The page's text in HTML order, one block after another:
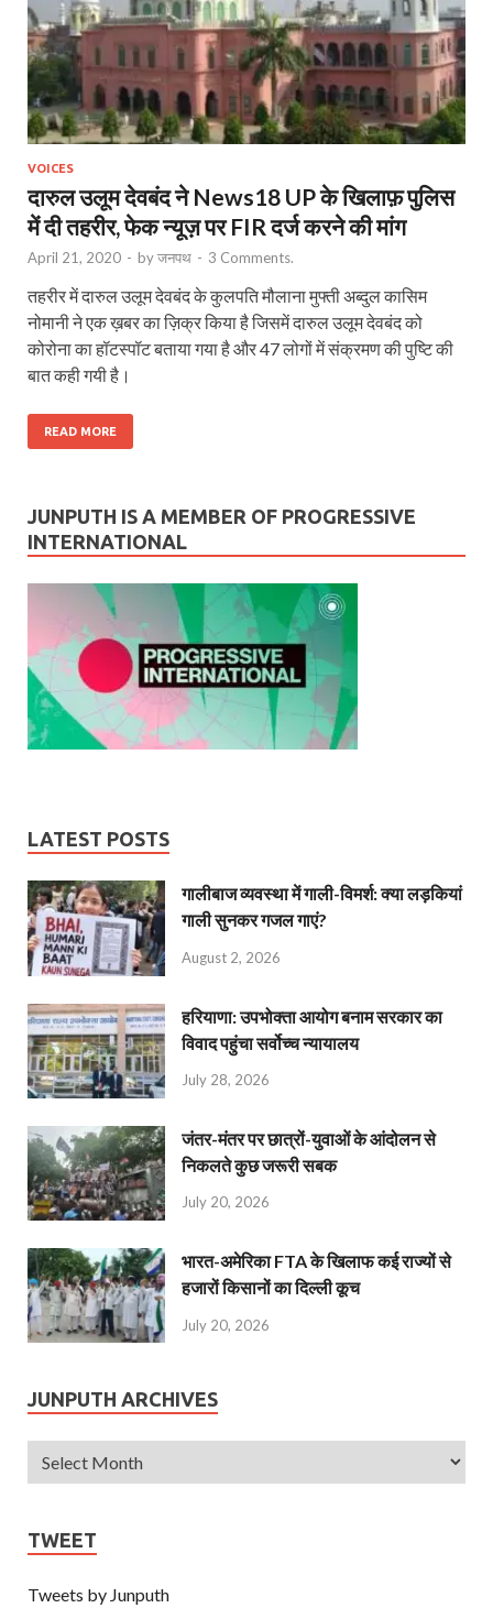
VOICES
दारुल उलूम देवबंद ने News18 UP के खिलाफ़ पुलिस
में दी तहरीर, फेक न्यूज़ पर FIR दर्ज करने की मांग
April 21, 2020 - byजनपथ - 3 Comments.
तहरीर में दारुल उलूम देवबंद के कुलपति मौलाना मुफ्ती अब्दुल कासिम
नोमानी ने एक ख़बर का ज़िक्र किया है जिसमें दारुल उलूम देवबंद को
कोरोना का हॉटस्पॉट बताया गया है और 47 लोगों में संक्रमण की पुष्टि की
बात कही गयी है।
READ MORE
JUNPUTH IS A MEMBER OF PROGRESSIVE
INTERNATIONAL
LATEST POSTS
गालीबाज व्‍यवस्‍था में गाली-विमर्श: क्या लड़कियां
गाली सुनकर गजल गाएं?
August 2, 2026
हरियाणा: उपभोक्ता आयोग बनाम सरकार का
विवाद पहुंचा सर्वोच्च न्यायालय
July 28, 2026
जंतर-मंतर पर छात्रों-युवाओं के आंदोलन से
निकलते कुछ जरूरी सबक
July 20, 2026
भारत-अमेरिका FTA के खिलाफ कई राज्यों से
हजारों किसानों का दिल्ली कूच
July 20, 2026
JUNPUTH ARCHIVES
TWEET
Tweets by Junputh